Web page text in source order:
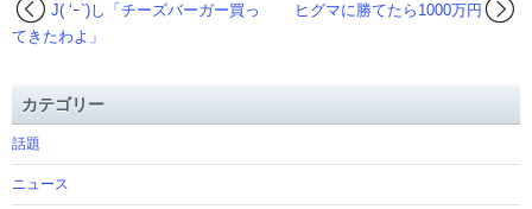
ヒグマに勝てたら1000万円
J( ‘ｰ`)し「チーズバーガー買っ
てきたわよ」
カテゴリー
話題
ニュース